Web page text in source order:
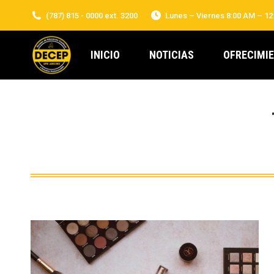
(787) 815 - 0000 ext. 3200 Lunes – Viernes 8:00 AM –
INICIO NOTICIAS